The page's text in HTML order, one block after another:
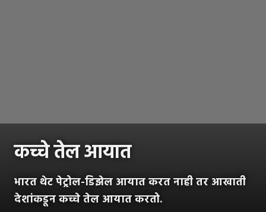
कच्चे तेल आयात
भारत थेट पेट्रोल-डिझेल आयात करत नाही तर आखाती
देशांकडून कच्चे तेल आयात करतो.